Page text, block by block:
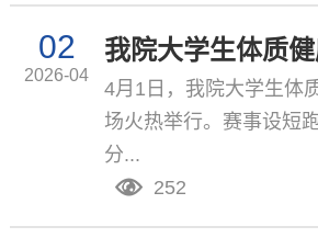
02
2026-04
我院大学生体质
4月1日，我院大学生体
场火热举行。赛事设短
分...
252